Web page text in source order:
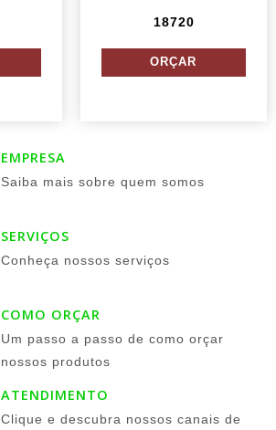
18720
EMPRESA
Saiba mais sobre quem somos
SERVIÇOS
Conheça nossos serviços
COMO ORÇAR
Um passo a passo de como orçar
nossos produtos
ATENDIMENTO
Clique e descubra nossos canais de